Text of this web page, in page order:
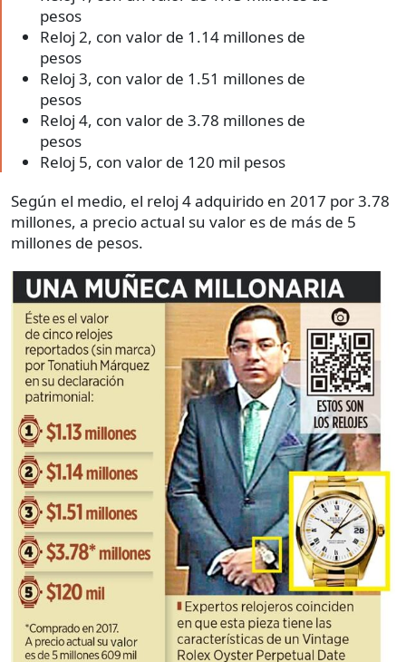
pesos
Reloj 2, con valor de 1.14 millones de
pesos
Reloj 3, con valor de 1.51 millones de
pesos
Reloj 4, con valor de 3.78 millones de
pesos
Reloj 5, con valor de 120 mil pesos
Según el medio, el reloj 4 adquirido en 2017 por 3.78
millones, a precio actual su valor es de más de 5
millones de pesos.